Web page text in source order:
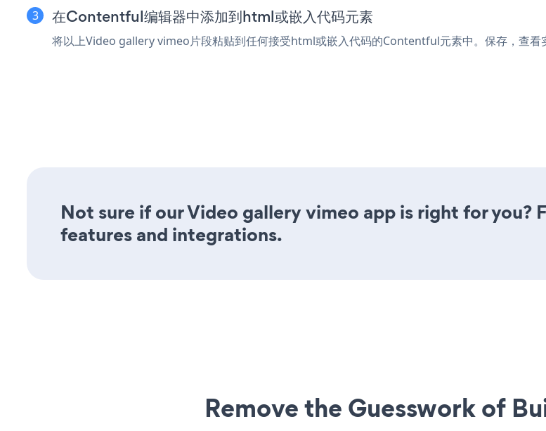
在Contentful编辑器中添加到html或嵌入代码元素
将以上Video gallery vimeo片段粘贴到任何接受html或嵌入代码的Contentful元素中。保存，查看
Not sure if our Video gallery vimeo app is right for you?
features and integrations.
Remove the Guesswork of